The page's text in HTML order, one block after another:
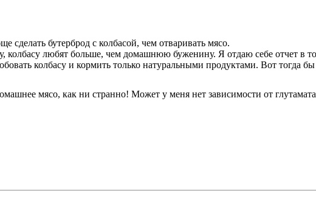
сделать бутерброд с колбасой, чем отваривать мясо.
любят больше, чем домашнюю буженину. Я отдаю себе отчет в
колбасу и кормить только натуральными продуктами. Вот тогда
мясо, как ни странно! Может у меня нет зависимости от